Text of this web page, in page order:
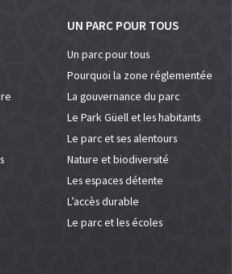
UN PARC POUR TOUS
Un parc pour tous
Pourquoi la zone réglementée
La gouvernance du parc
Le Park Güell et les habitants
Le parc et ses alentours
Nature et biodiversité
Les espaces détente
L’accès durable
Le parc et les écoles